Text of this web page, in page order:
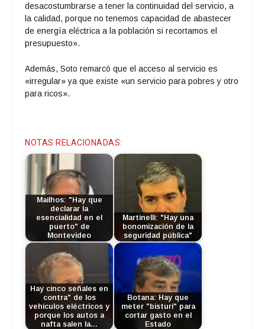
desacostumbrarse a tener la continuidad del servicio, a
la calidad, porque no tenemos capacidad de abastecer
de energía eléctrica a la población si recortamos el
presupuesto».
Además, Soto remarcó que el acceso al servicio es
«irregular» ya que existe «un servicio para pobres y otro
para ricos».
NOTAS RELACIONADAS:
Mailhos: "Hay que
declarar la
esencialidad en el
puerto" de
Montevideo
Martinelli: "Hay una
bonomización de la
seguridad pública"
Hay cinco señales en
contra" de los
vehículos eléctricos y
porque los autos a
nafta salen la…
Botana: Hay que
meter "bisturí" para
cortar gasto en el
Estado